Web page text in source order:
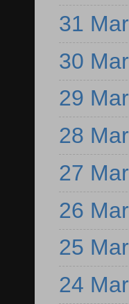
31 Mar
30 Mar
29 Mar
28 Mar
27 Mar
26 Mar
25 Mar
24 Mar